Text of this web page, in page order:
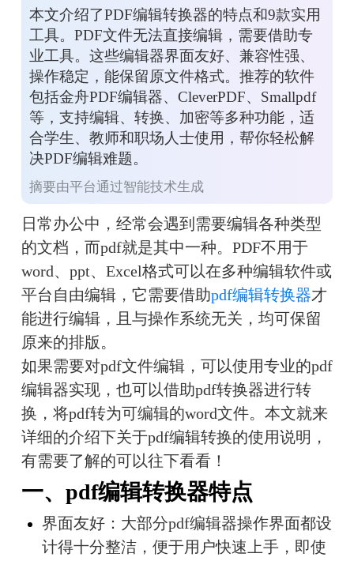
本文介绍了PDF编辑转换器的特点和9款实用
工具。PDF文件无法直接编辑，需要借助专
业工具。这些编辑器界面友好、兼容性强、
操作稳定，能保留原文件格式。推荐的软件
包括金舟PDF编辑器、CleverPDF、Smallpdf
等，支持编辑、转换、加密等多种功能，适
合学生、教师和职场人士使用，帮你轻松解
决PDF编辑难题。
摘要由平台通过智能技术生成
日常办公中，经常会遇到需要编辑各种类型
的文档，而pdf就是其中一种。PDF不用于
word、ppt、Excel格式可以在多种编辑软件或
平台自由编辑，它需要借助pdf编辑转换器才
能进行编辑，且与操作系统无关，均可保留
原来的排版。
如果需要对pdf文件编辑，可以使用专业的pdf
编辑器实现，也可以借助pdf转换器进行转
换，将pdf转为可编辑的word文件。本文就来
详细的介绍下关于pdf编辑转换的使用说明，
有需要了解的可以往下看看！
一、pdf编辑转换器特点
界面友好：大部分pdf编辑器操作界面都设
计得十分整洁，便于用户快速上手，即使